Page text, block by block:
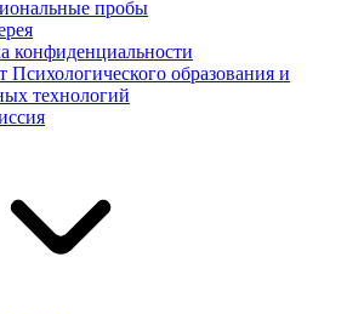
пробы
конфиденциальности
Психологического образования и
технологий